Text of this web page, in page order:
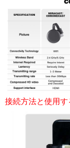
接続方法と使用す